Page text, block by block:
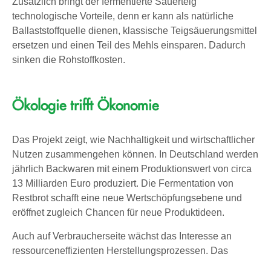
technologische Vorteile, denn er kann als natürliche
Ballaststoffquelle dienen, klassische Teigsäuerungsmittel
ersetzen und einen Teil des Mehls einsparen. Dadurch
sinken die Rohstoffkosten.
Ökologie trifft Ökonomie
Das Projekt zeigt, wie Nachhaltigkeit und wirtschaftlicher
Nutzen zusammengehen können. In Deutschland werden
jährlich Backwaren mit einem Produktionswert von circa
13 Milliarden Euro produziert. Die Fermentation von
Restbrot schafft eine neue Wertschöpfungsebene und
eröffnet zugleich Chancen für neue Produktideen.
Auch auf Verbraucherseite wächst das Interesse an
ressourceneffizienten Herstellungsprozessen. Das